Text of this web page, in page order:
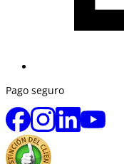
Pago seguro